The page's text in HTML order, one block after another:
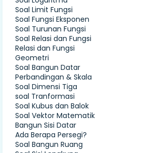
Soal Limit Fungsi
Soal Fungsi Eksponen
Soal Turunan Fungsi
Soal Relasi dan Fungsi
Relasi dan Fungsi
Geometri
Soal Bangun Datar
Perbandingan & Skala
Soal Dimensi Tiga
soal Tranformasi
Soal Kubus dan Balok
Soal Vektor Matematik
Bangun Sisi Datar
Ada Berapa Persegi?
Soal Bangun Ruang